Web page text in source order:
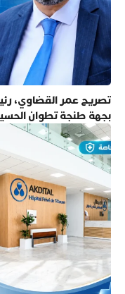
تصريح عمر القضاوي،
بجهة طنجة تطوان